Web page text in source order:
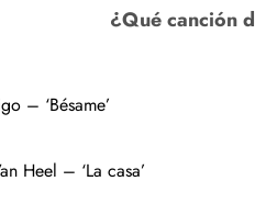
¿Qué canción
– ‘Bésame’
Heel – ‘La casa’